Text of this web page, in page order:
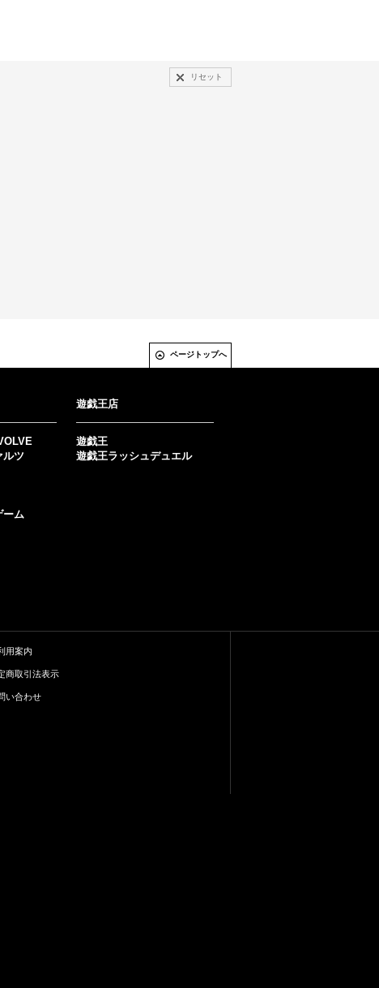
リセット
ページトップへ
ルツ
ーム
遊戯王店
遊戯王
遊戯王ラッシュデュエル
用案内
商取引法表示
い合わせ